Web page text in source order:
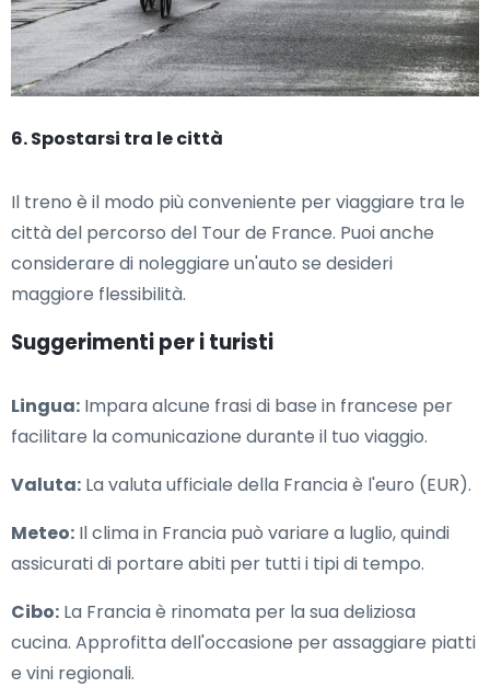
6. Spostarsi tra le città
Il treno è il modo più conveniente per viaggiare tra le
città del percorso del Tour de France. Puoi anche
considerare di noleggiare un'auto se desideri
maggiore flessibilità.
Suggerimenti per i turisti
Lingua: Impara alcune frasi di base in francese per
facilitare la comunicazione durante il tuo viaggio.
Valuta: La valuta ufficiale della Francia è l'euro (EUR).
Meteo: Il clima in Francia può variare a luglio, quindi
assicurati di portare abiti per tutti i tipi di tempo.
Cibo: La Francia è rinomata per la sua deliziosa
cucina. Approfitta dell'occasione per assaggiare piatti
e vini regionali.